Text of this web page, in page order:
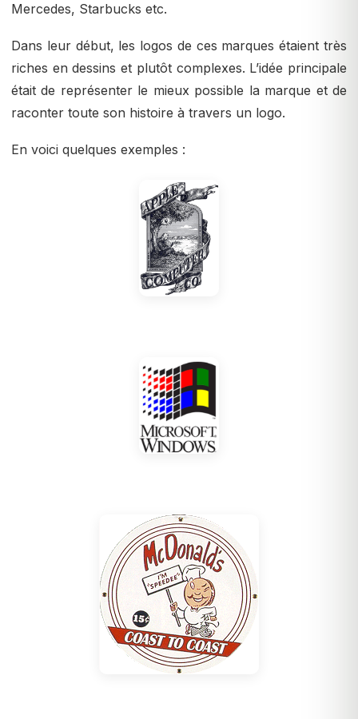
Mercedes, Starbucks etc.
Dans leur début, les logos de ces marques étaient très
riches en dessins et plutôt complexes. L’idée principale
était de représenter le mieux possible la marque et de
raconter toute son histoire à travers un logo.
En voici quelques exemples :